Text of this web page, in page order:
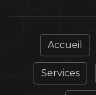
Accueil
Services